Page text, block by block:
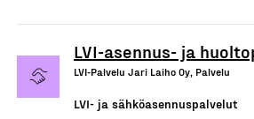
LVI-asennus- ja
LVI-Palvelu Jari Laiho Oy, Palvelu
LVI- ja sähköasennuspalvelut